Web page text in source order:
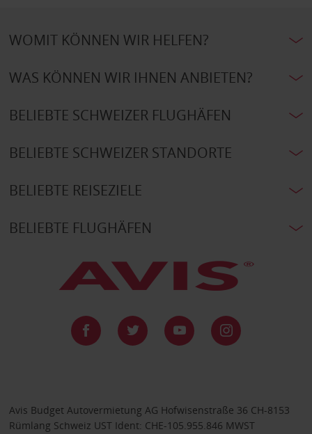
WOMIT KÖNNEN WIR HELFEN?
WAS KÖNNEN WIR IHNEN ANBIETEN?
BELIEBTE SCHWEIZER FLUGHÄFEN
BELIEBTE SCHWEIZER STANDORTE
BELIEBTE REISEZIELE
BELIEBTE FLUGHÄFEN
Avis Budget Autovermietung AG Hofwisenstraße 36 CH-8153
Rümlang Schweiz UST Ident: CHE-105.955.846 MWST